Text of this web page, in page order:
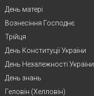
День матері
Вознесіння Господнє
Трійця
День Конституції України
День Незалежності України
День знань
Геловін (Хелловін)